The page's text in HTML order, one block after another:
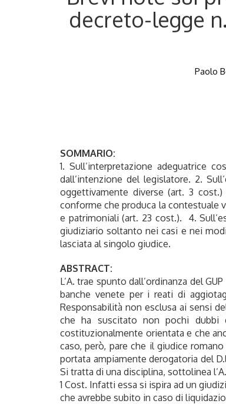
decreto-legge
Paolo
SOMMARIO:
1. Sull’interpretazione adeguatrice
dall’intenzione del legislatore. 2.
oggettivamente diverse (art. 3
conforme che produca la contestuale
e patrimoniali (art. 23 cost.). 4.
giudiziario soltanto nei casi e nei
lasciata al singolo giudice.
ABSTRACT:
L’A. trae spunto dall’ordinanza del
banche venete per i reati di
Responsabilità non esclusa ai sensi
che ha suscitato non pochi dubbi
costituzionalmente orientata e che
caso, però, pare che il giudice
portata ampiamente derogatoria del
Si tratta di una disciplina, sottolinea
1 Cost. Infatti essa si ispira ad un
che avrebbe subito in caso di